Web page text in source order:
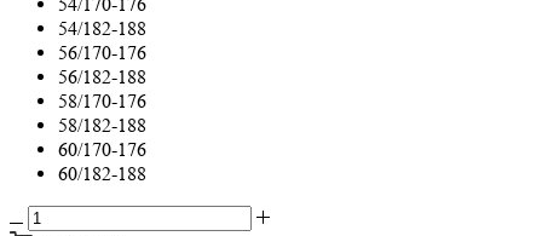
54/182-188
56/170-176
56/182-188
58/170-176
58/182-188
60/170-176
60/182-188